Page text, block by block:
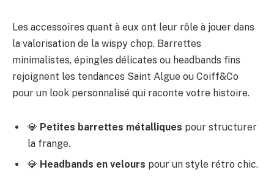
Les accessoires quant à eux ont leur rôle à jouer dans
la valorisation de la wispy chop. Barrettes
minimalistes, épingles délicates ou headbands fins
rejoignent les tendances Saint Algue ou Coiff&Co
pour un look personnalisé qui raconte votre histoire.
💎 Petites barrettes métalliques pour structurer
la frange.
💎 Headbands en velours pour un style rétro chic.